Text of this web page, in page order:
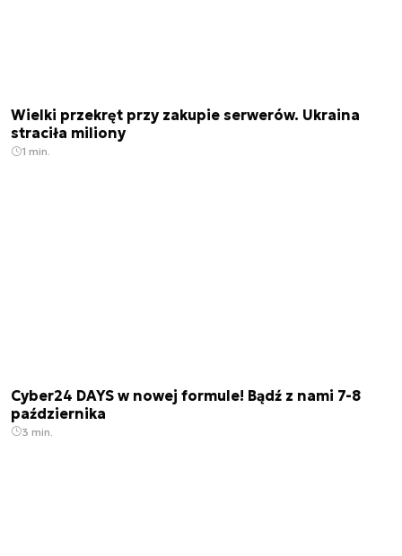
Wielki przekręt przy zakupie serwerów. Ukraina
straciła miliony
1 min.
Cyber24 DAYS w nowej formule! Bądź z nami 7-8
października
3 min.